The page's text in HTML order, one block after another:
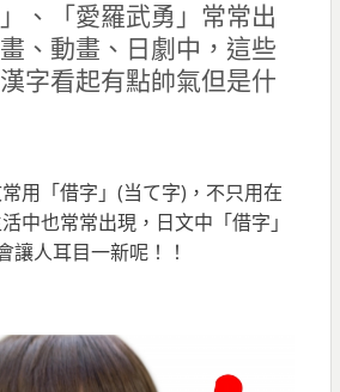
」、「愛羅武勇」常常出
、動畫、日劇中，這些
字看起有點帥氣但是什
用「借字」(当て字)，不只用在
中也常常出現，日文中「借字」
讓人耳目一新呢！！